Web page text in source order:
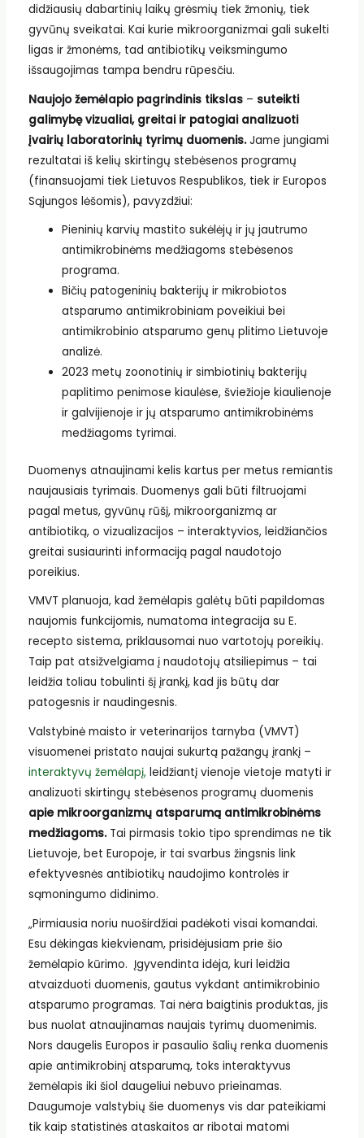
didžiausių dabartinių laikų grėsmių tiek žmonių, tiek
gyvūnų sveikatai. Kai kurie mikroorganizmai gali sukelti
ligas ir žmonėms, tad antibiotikų veiksmingumo
išsaugojimas tampa bendru rūpesčiu.
Naujojo žemėlapio pagrindinis tikslas– suteikti
galimybę vizualiai, greitai ir patogiai analizuoti
įvairių laboratorinių tyrimų duomenis.Jame jungiami
rezultatai iš kelių skirtingų stebėsenos programų
(finansuojami tiek Lietuvos Respublikos, tiek ir Europos
Sąjungos lėšomis), pavyzdžiui:
Pieninių karvių mastito sukėlėjų ir jų jautrumo
antimikrobinėms medžiagoms stebėsenos
programa.
Bičių patogeninių bakterijų ir mikrobiotos
atsparumo antimikrobiniam poveikiui bei
antimikrobinio atsparumo genų plitimo Lietuvoje
analizė.
2023 metų zoonotinių ir simbiotinių bakterijų
paplitimo penimose kiaulėse, šviežioje kiaulienoje
ir galvijienoje ir jų atsparumo antimikrobinėms
medžiagoms tyrimai.
Duomenys atnaujinami kelis kartus per metus remiantis
naujausiais tyrimais. Duomenys gali būti filtruojami
pagal metus, gyvūnų rūšį, mikroorganizmą ar
antibiotiką, o vizualizacijos – interaktyvios, leidžiančios
greitai susiaurinti informaciją pagal naudotojo
poreikius.
VMVT planuoja, kad žemėlapis galėtų būti papildomas
naujomis funkcijomis, numatoma integracija su E.
recepto sistema, priklausomai nuo vartotojų poreikių.
Taip pat atsižvelgiama į naudotojų atsiliepimus – tai
leidžia toliau tobulinti šį įrankį, kad jis būtų dar
patogesnis ir naudingesnis.
Valstybinė maisto ir veterinarijos tarnyba (VMVT)
visuomenei pristato naujai sukurtą pažangų įrankį –
interaktyvų žemėlapį,leidžiantį vienoje vietoje matyti ir
analizuoti skirtingų stebėsenos programų duomenis
apie mikroorganizmų atsparumą antimikrobinėms
medžiagoms.Tai pirmasis tokio tipo sprendimas ne tik
Lietuvoje, bet Europoje, ir tai svarbus žingsnis link
efektyvesnės antibiotikų naudojimo kontrolės ir
sąmoningumo didinimo.
„Pirmiausia noriu nuoširdžiai padėkoti visai komandai.
Esu dėkingas kiekvienam, prisidėjusiam prie šio
žemėlapio kūrimo. Įgyvendinta idėja, kuri leidžia
atvaizduoti duomenis, gautus vykdant antimikrobinio
atsparumo programas. Tai nėra baigtinis produktas, jis
bus nuolat atnaujinamas naujais tyrimų duomenimis.
Nors daugelis Europos ir pasaulio šalių renka duomenis
apie antimikrobinį atsparumą, toks interaktyvus
žemėlapis iki šiol daugeliui nebuvo prieinamas.
Daugumoje valstybių šie duomenys vis dar pateikiami
tik kaip statistinės ataskaitos ar ribotai matomi